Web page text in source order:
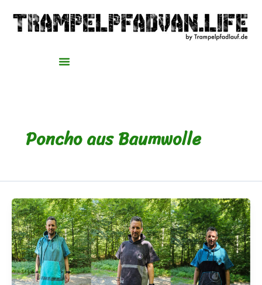
Inhalt
springen
Poncho aus Baumwolle